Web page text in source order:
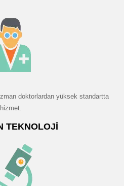
doktorlardan yüksek standartta
hizmet.
TEKNOLOJI